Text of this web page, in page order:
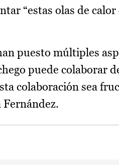
“estas olas de
puesto múltiples
puede colaborar
colaboración sea
Fernández.